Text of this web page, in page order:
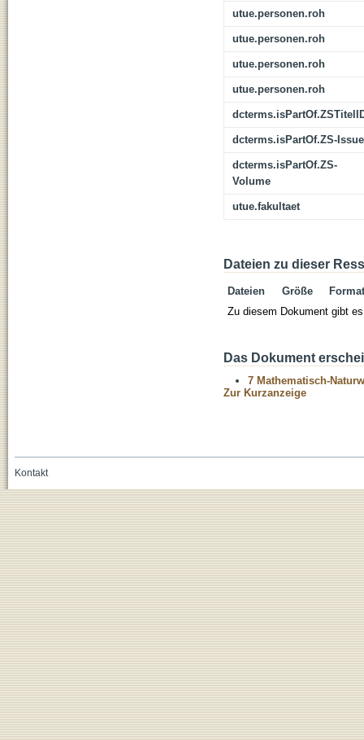
utue.personen.roh
utue.personen.roh
utue.personen.roh
utue.personen.roh
dcterms.isPartOf.ZS-Issue
dcterms.isPartOf.ZS-
Volume
utue.fakultaet
Dateien zu dieser
Dateien Größe
Format
Zu diesem Dokument gibt
Das Dokument
7 Mathematisch-
Zur Kurzanzeige
Kontakt